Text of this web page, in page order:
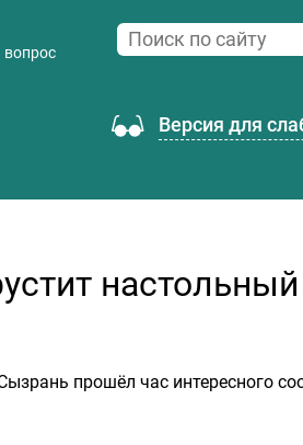
вопрос
Версия для
настольный
прошёл час интересного